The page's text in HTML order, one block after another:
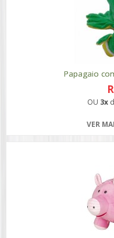
Papagaio
OU 3x
VER